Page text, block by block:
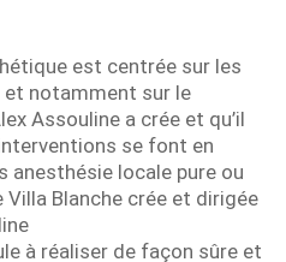
est centrée sur les
et notamment sur le
Assouline a crée et qu’il
se font en
anesthésie locale pure ou
Blanche crée et dirigée
à réaliser de façon sûre et